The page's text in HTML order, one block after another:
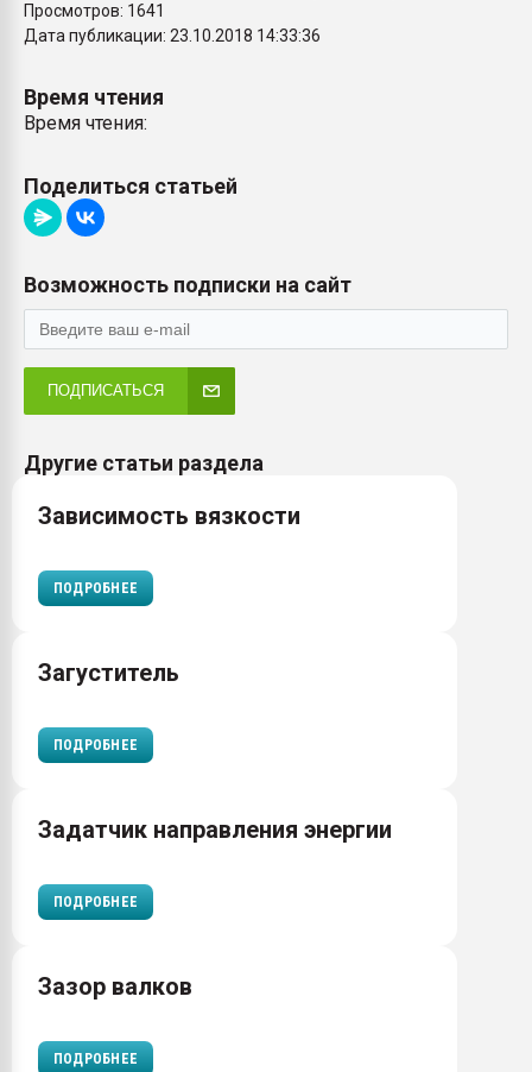
Просмотров: 1641
Дата публикации: 23.10.2018 14:33:36
Время чтения
Время чтения:
Поделиться статьей
Возможность подписки на сайт
ПОДПИСАТЬСЯ
Другие статьи раздела
Зависимость вязкости
ПОДРОБНЕЕ
Загуститель
ПОДРОБНЕЕ
Задатчик направления энергии
ПОДРОБНЕЕ
Зазор валков
ПОДРОБНЕЕ